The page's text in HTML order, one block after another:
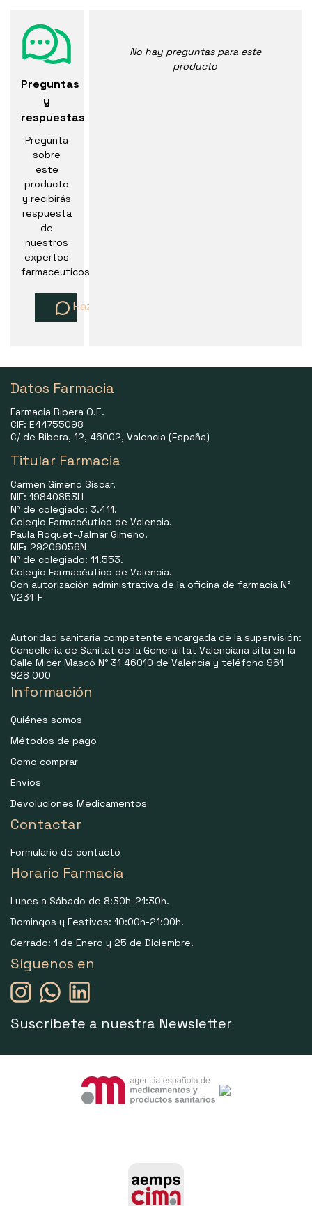
Preguntas
y
respuestas
Pregunta
sobre
este
producto
y recibirás
respuesta
de
nuestros
expertos
farmaceuticos
Haz una pregunta
No hay preguntas para este
producto
Datos Farmacia
Farmacia Ribera O.E.
CIF: E44755098
C/ de Ribera, 12, 46002, Valencia (España)
Titular Farmacia
Carmen Gimeno Siscar.
NIF: 19840853H
Nº de colegiado: 3.411.
Colegio Farmacéutico de Valencia.
Paula Roquet-Jalmar Gimeno.
NIF: 29206056N
Nº de colegiado: 11.553.
Colegio Farmacéutico de Valencia.
Con autorización administrativa de la oficina de farmacia N°
V231-F
Autoridad sanitaria competente encargada de la supervisión:
Consellería de Sanitat de la Generalitat Valenciana sita en la
Calle Micer Mascó N° 31 46010 de Valencia y teléfono 961
928 000
Información
Quiénes somos
Métodos de pago
Como comprar
Envíos
Devoluciones Medicamentos
Contactar
Formulario de contacto
Horario Farmacia
Lunes a Sábado de 8:30h-21:30h.
Domingos y Festivos: 10:00h-21:00h.
Cerrado: 1 de Enero y 25 de Diciembre.
Síguenos en
Suscríbete a nuestra Newsletter